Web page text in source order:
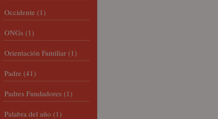
Occidente (1)
ONGs (1)
Orientación Familiar (1)
Padre (41)
Padres Fundadores (1)
Palabra del año (1)